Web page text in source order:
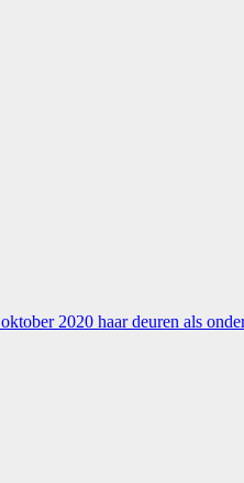
2020 haar deuren als